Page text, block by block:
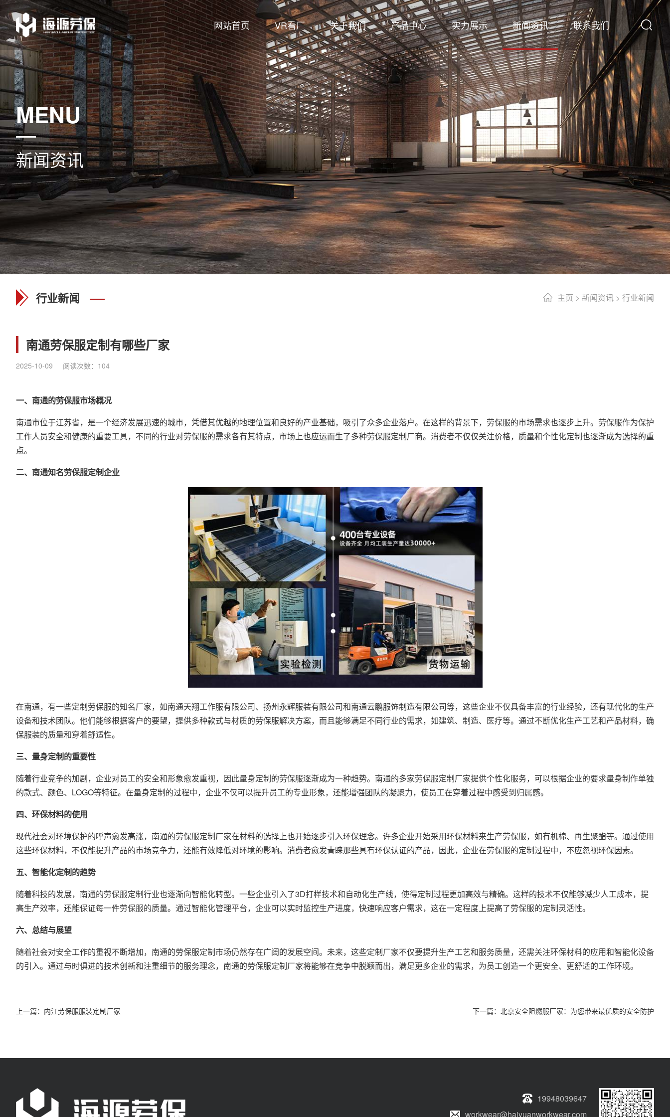
网站首页 VR看厂 关于我们 产品中心 实力展示 新闻资讯 联系我们
MENU
新闻资讯
主页 > 新闻资讯 > 行业新闻
行业新闻
南通劳保服定制有哪些厂家
2025-10-09 阅读次数： 104
一、南通的劳保服市场概况
南通市位于江苏省，是一个经济发展迅速的城市，凭借其优越的地理位置和良好的产业基础，吸引了众多企业落户。在这样的背景下，劳保服的市场需求也逐步上升。劳保服作为保护
工作人员安全和健康的重要工具，不同的行业对劳保服的需求各有其特点，市场上也应运而生了多种劳保服定制厂商。消费者不仅仅关注价格，质量和个性化定制也逐渐成为选择的重
点。
二、南通知名劳保服定制企业
在南通，有一些定制劳保服的知名厂家，如南通天翔工作服有限公司、扬州永辉服装有限公司和南通云鹏服饰制造有限公司等，这些企业不仅具备丰富的行业经验，还有现代化的生产
设备和技术团队。他们能够根据客户的要望，提供多种款式与材质的劳保服解决方案，而且能够满足不同行业的需求，如建筑、制造、医疗等。通过不断优化生产工艺和产品材料，确
保服装的质量和穿着舒适性。
三、量身定制的重要性
随着行业竞争的加剧，企业对员工的安全和形象愈发重视，因此量身定制的劳保服逐渐成为一种趋势。南通的多家劳保服定制厂家提供个性化服务，可以根据企业的要求量身制作单独
的款式、颜色、LOGO等特征。在量身定制的过程中，企业不仅可以提升员工的专业形象，还能增强团队的凝聚力，使员工在穿着过程中感受到归属感。
四、环保材料的使用
现代社会对环境保护的呼声愈发高涨，南通的劳保服定制厂家在材料的选择上也开始逐步引入环保理念。许多企业开始采用环保材料来生产劳保服，如有机棉、再生聚酯等。通过使用
这些环保材料，不仅能提升产品的市场竞争力，还能有效降低对环境的影响。消费者愈发青睐那些具有环保认证的产品，因此，企业在劳保服的定制过程中，不应忽视环保因素。
五、智能化定制的趋势
随着科技的发展，南通的劳保服定制行业也逐渐向智能化转型。一些企业引入了3D打样技术和自动化生产线，使得定制过程更加高效与精确。这样的技术不仅能够减少人工成本，提
高生产效率，还能保证每一件劳保服的质量。通过智能化管理平台，企业可以实时监控生产进度，快速响应客户需求，这在一定程度上提高了劳保服的定制灵活性。
六、总结与展望
随着社会对安全工作的重视不断增加，南通的劳保服定制市场仍然存在广阔的发展空间。未来，这些定制厂家不仅要提升生产工艺和服务质量，还需关注环保材料的应用和智能化设备
的引入。通过与时俱进的技术创新和注重细节的服务理念，南通的劳保服定制厂家将能够在竞争中脱颖而出，满足更多企业的需求，为员工创造一个更安全、更舒适的工作环境。
上一篇： 内江劳保服服装定制厂家 下一篇： 北京安全阻燃服厂家：为您带来最优质的安全防护
19948039647
workwear@haiyuanworkwear.com